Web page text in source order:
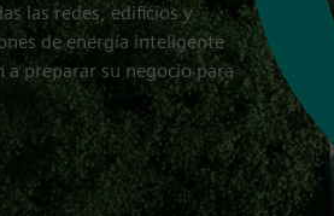
las redes, edificios y
de energía inteligente
preparar su negocio para